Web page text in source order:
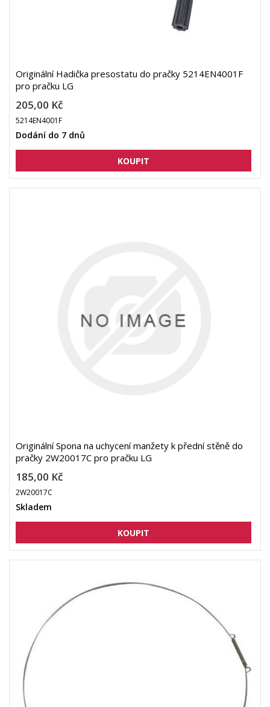
Originální Hadička presostatu do pračky 5214EN4001F
pro pračku LG
205,00 Kč
5214EN4001F
Dodání do 7 dnů
Originální Spona na uchycení manžety k přední stěně do
pračky 2W20017C pro pračku LG
185,00 Kč
2W20017C
Skladem